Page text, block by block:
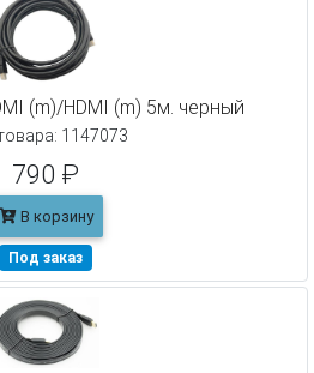
(m)/HDMI (m) 5м. черный
1147073
790 ₽
В корзину
Под заказ